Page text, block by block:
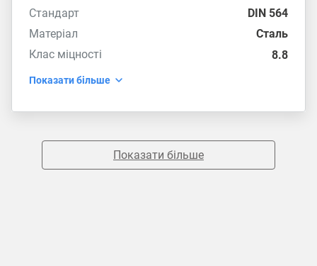
Стандарт
DIN 564
Матеріал
Сталь
Клас міцності
8.8
Показати більше
Показати більше